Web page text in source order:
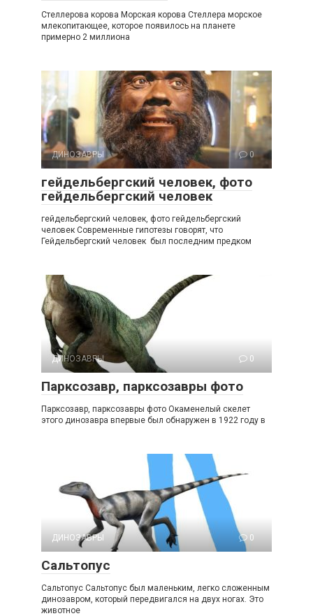
Стеллерова корова Морская корова Стеллера морское
млекопитающее, которое появилось на планете
примерно 2 миллиона
ДИНОЗАВРЫ 0
гейдельбергский человек, фото
гейдельбергский человек
гейдельбергский человек, фото гейдельбергский
человек Современные гипотезы говорят, что
Гейдельбергский человек был последним предком
ДИНОЗАВРЫ 0
Парксозавр, парксозавры фото
Парксозавр, парксозавры фото Окаменелый скелет
этого динозавра впервые был обнаружен в 1922 году в
ДИНОЗАВРЫ 0
Сальтопус
Сальтопус Сальтопус был маленьким, легко сложенным
динозавром, который передвигался на двух ногах. Это
животное